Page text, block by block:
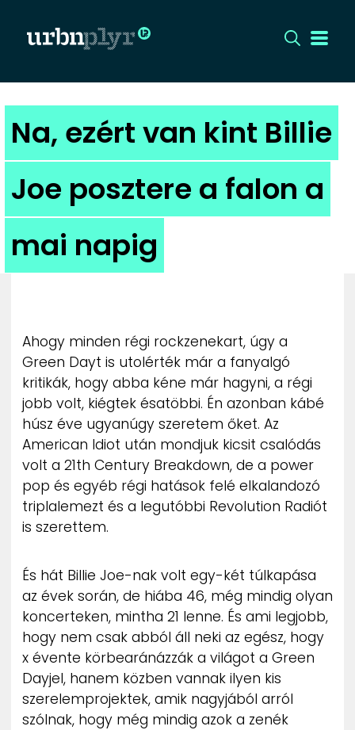
CÍMLAP
DIZÁJN
DIVAT
HIP
UTCA
ZENE
MÉDIAAJÁNLAT
IMPRESSZUM
PR-ARCHÍVUM
ADATKEZELÉSI TÁJÉKOZTATÓ
Na, ezért van kint Billie
Joe posztere a falon a
mai napig
Ahogy minden régi rockzenekart, úgy a
Green Dayt is utolérték már a fanyalgó
kritikák, hogy abba kéne már hagyni, a régi
jobb volt, kiégtek ésatöbbi. Én azonban kábé
húsz éve ugyanúgy szeretem őket. Az
American Idiot után mondjuk kicsit csalódás
volt a 21th Century Breakdown, de a power
pop és egyéb régi hatások felé elkalandozó
triplalemezt és a legutóbbi Revolution Radiót
is szerettem.
És hát Billie Joe-nak volt egy-két túlkapása
az évek során, de hiába 46, még mindig olyan
koncerteken, mintha 21 lenne. És ami legjobb,
hogy nem csak abból áll neki az egész, hogy
x évente körbearánázzák a világot a Green
Dayjel, hanem közben vannak ilyen kis
szerelemprojektek, amik nagyjából arról
szólnak, hogy még mindig azok a zenék